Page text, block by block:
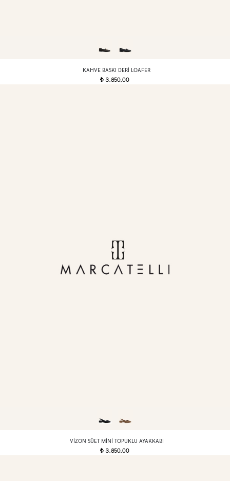
KAHVE BASKI DERI LOAFER
t3.850,00
VIZON SÜET MINI TOPUKLU AYAKKABI
t3.850,00